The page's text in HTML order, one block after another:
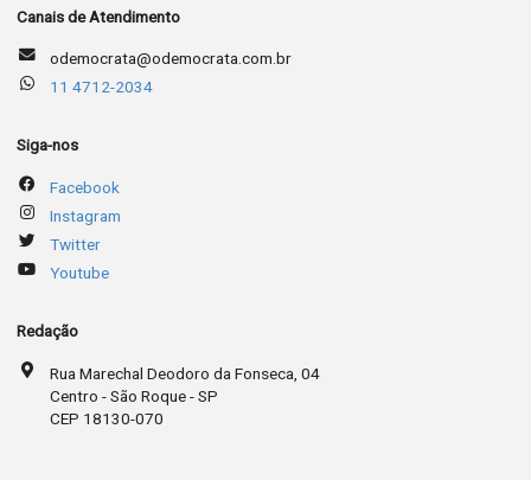
Canais de Atendimento
odemocrata@odemocrata.com.br
11 4712-2034
Siga-nos
Facebook
Instagram
Twitter
Youtube
Redação
Rua Marechal Deodoro da Fonseca, 04
Centro - São Roque - SP
CEP 18130-070